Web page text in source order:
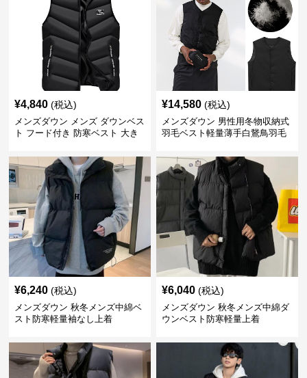
¥4,840 (税込)
メンズダウン メンズ ダウンベス
ト フード付き 防寒ベスト 大き
¥14,580 (税込)
メンズダウン 男性用冬物収納式
羽毛ベスト軽量薄手白鵞鳥羽毛
¥6,240 (税込)
メンズダウン 秋冬メンズ中綿ベ
スト防寒軽量袖なし上着
¥6,040 (税込)
メンズダウン 秋冬メンズ中綿ダ
ウンベスト防寒軽量上着